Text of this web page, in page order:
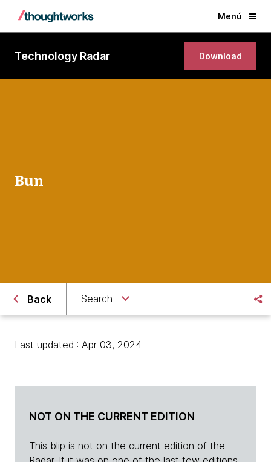
Menú
Technology Radar Download
Bun
Back Search
Last updated : Apr 03, 2024
NOT ON THE CURRENT EDITION
This blip is not on the current edition of the